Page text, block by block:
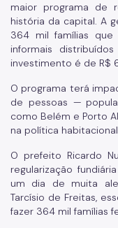
maior programa de
história da capital. A
364 mil famílias que
informais
investimento é de R$
O programa terá
de pessoas —
como Belém e Porto
na política
O prefeito Ricardo
regularização
um dia de muita
Tarcísio de Freitas,
fazer 364 mil famílias